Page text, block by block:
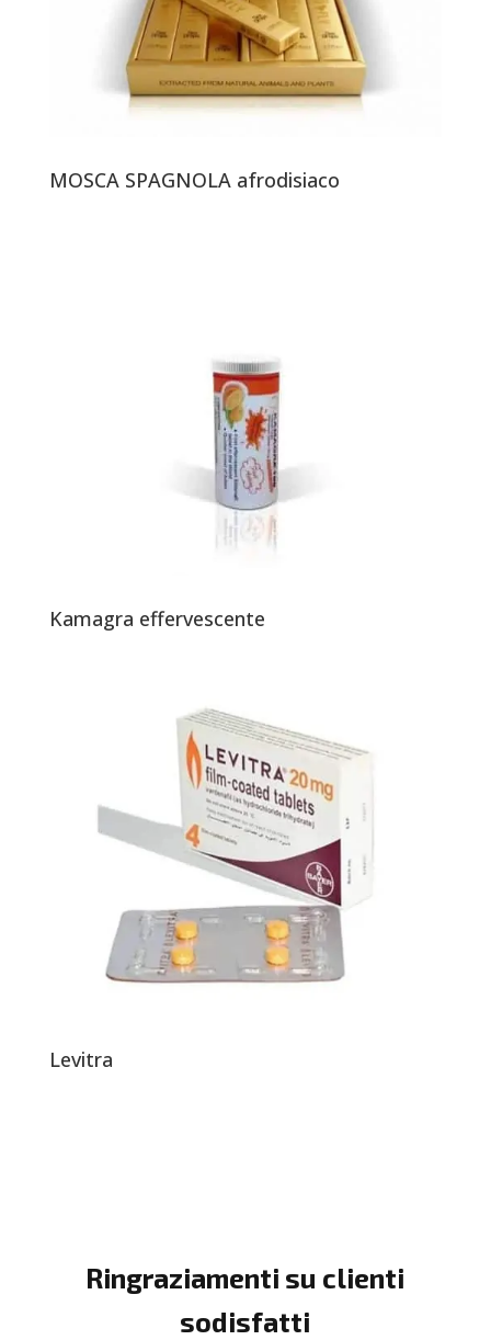
MOSCA SPAGNOLA afrodisiaco
Kamagra effervescente
Levitra
Ringraziamenti su clienti
sodisfatti